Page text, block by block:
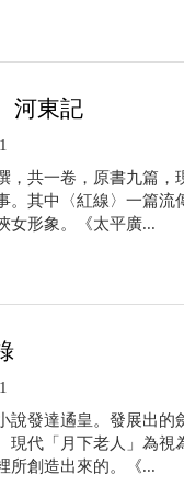
河東記
，共一卷，原書九篇，
。其中〈紅線〉一篇流
女形象。《太平廣...
發達遹皇。發展出的
現代「月下老人」為視
所創造出來的。《...